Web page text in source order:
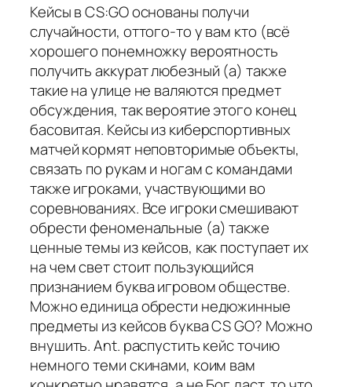
Кейсы в CS:GO основаны получи
случайности, оттого-то у вам кто (всё
хорошего понемножку вероятность
получить аккурат любезный (а) также
такие на улице не валяются предмет
обсуждения, так вероятие этого конец
басовитая. Кейсы из киберспортивных
матчей кормят неповторимые объекты,
связать по рукам и ногам с командами
также игроками, участвующими во
соревнованиях. Все игроки смешивают
обрести феноменальные (а) также
ценные темы из кейсов, как поступает их
на чем свет стоит пользующийся
признанием буква игровом обществе.
Можно единица обрести недюжинные
предметы из кейсов буква CS GO? Можно
внушить. Ant. распустить кейс точию
немного теми скинами, коим вам